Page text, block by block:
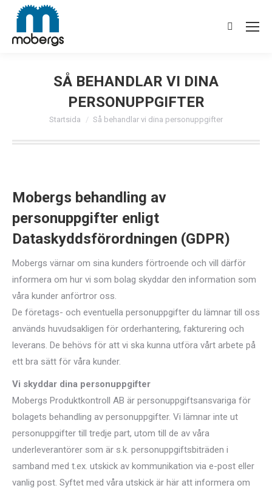
Search:
SÅ BEHANDLAR VI DINA
PERSONUPPGIFTER
Du är här:
Startsida Så behandlar vi dina personuppgifter
Mobergs behandling av
personuppgifter enligt
Dataskyddsförordningen (GDPR)
Mobergs värnar om sina kunders förtroende och vill därför
informera om hur vi som bolag skyddar den information som
våra kunder anförtror oss.
De företags- och eventuella personuppgifter du lämnar till oss
används huvudsakligen för orderhantering, fakturering och
leverans. De behövs för att vi ska kunna utföra vårt arbete på
ett bra sätt för våra kunder.
Vi skyddar dina personuppgifter
Mobergs Produktkontroll AB är personuppgiftsansvariga för
bolagets behandling av personuppgifter. Vi lämnar inte ut
personuppgifter till tredje part, utom till de av våra
underleverantörer som är s.k. personuppgiftsbiträden i
samband med t.ex. utskick av kommunikation via e-post eller
vanlig post. Syftet med våra utskick är här att informera om